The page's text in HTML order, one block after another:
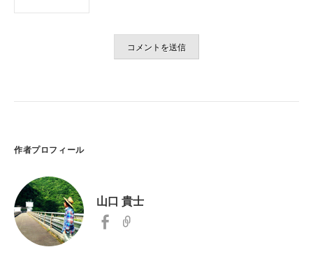
作者プロフィール
山口 貴士